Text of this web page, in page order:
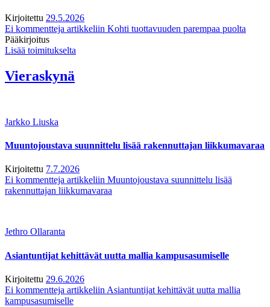
Kirjoitettu 29.5.2026
Ei kommentteja artikkeliin Kohti tuottavuuden parempaa puolta
Pääkirjoitus
Lisää toimitukselta
Vieraskynä
Jarkko Liuska
Muuntojoustava suunnittelu lisää rakennuttajan liikkumavaraa
Kirjoitettu 7.7.2026
Ei kommentteja artikkeliin Muuntojoustava suunnittelu lisää
rakennuttajan liikkumavaraa
Jethro Ollaranta
Asiantuntijat kehittävät uutta mallia kampusasumiselle
Kirjoitettu 29.6.2026
Ei kommentteja artikkeliin Asiantuntijat kehittävät uutta mallia
kampusasumiselle